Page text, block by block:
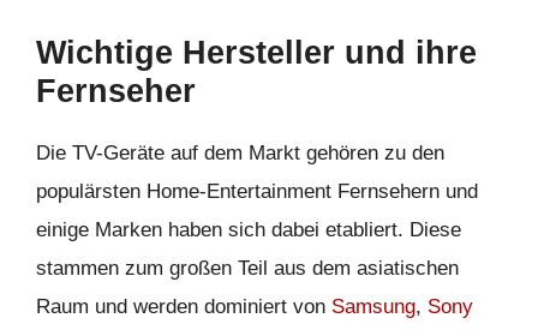
Wichtige Hersteller und ihre
Fernseher
Die TV-Geräte auf dem Markt gehören zu den
populärsten Home-Entertainment Fernsehern und
einige Marken haben sich dabei etabliert. Diese
stammen zum großen Teil aus dem asiatischen
Raum und werden dominiert von Samsung, Sony